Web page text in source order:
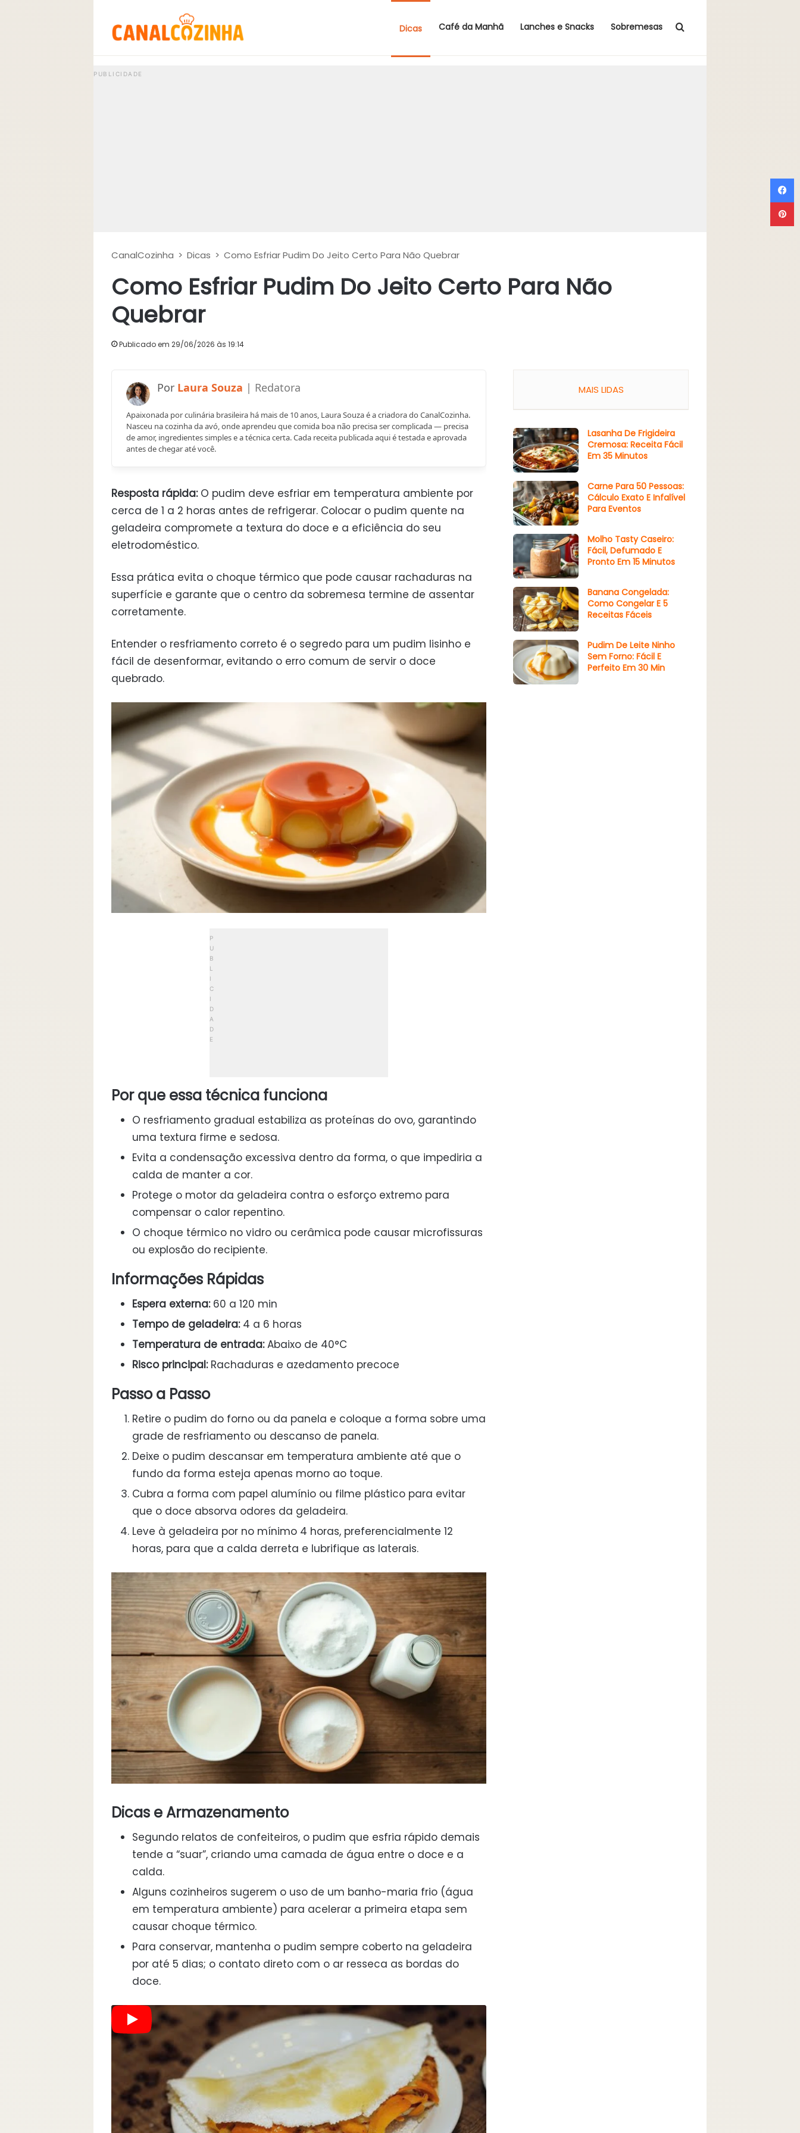
Dicas Café da Manhã Lanches e Snacks Sobremesas Procurar por
CanalCozinha > Dicas > Como Esfriar Pudim Do Jeito Certo Para Não Quebrar
Como Esfriar Pudim Do Jeito Certo Para Não
Quebrar
Publicado em 29/06/2026 às 19:14
Laura Souza
Apaixonada por culinária brasileira há mais de 10 anos, Laura Souza é a criadora do CanalCozinha.
Nasceu na cozinha da avó, onde aprendeu que comida boa não precisa ser complicada — precisa
de amor, ingredientes simples e a técnica certa. Cada receita publicada aqui é testada e aprovada
antes de chegar até você.
Resposta rápida:O pudim deve esfriar em temperatura ambiente por
cerca de 1 a 2 horas antes de refrigerar. Colocar o pudim quente na
geladeira compromete a textura do doce e a eficiência do seu
eletrodoméstico.
Essa prática evita o choque térmico que pode causar rachaduras na
superfície e garante que o centro da sobremesa termine de assentar
corretamente.
Entender o resfriamento correto é o segredo para um pudim lisinho e
fácil de desenformar, evitando o erro comum de servir o doce
quebrado.
Por que essa técnica funciona
O resfriamento gradual estabiliza as proteínas do ovo, garantindo
uma textura firme e sedosa.
Evita a condensação excessiva dentro da forma, o que impediria a
calda de manter a cor.
Protege o motor da geladeira contra o esforço extremo para
compensar o calor repentino.
O choque térmico no vidro ou cerâmica pode causar microfissuras
ou explosão do recipiente.
Informações Rápidas
Espera externa:60 a 120 min
Tempo de geladeira:4 a 6 horas
Temperatura de entrada:Abaixo de 40°C
Risco principal:Rachaduras e azedamento precoce
Passo a Passo
Retire o pudim do forno ou da panela e coloque a forma sobre uma
grade de resfriamento ou descanso de panela.
Deixe o pudim descansar em temperatura ambiente até que o
fundo da forma esteja apenas morno ao toque.
Cubra a forma com papel alumínio ou filme plástico para evitar
que o doce absorva odores da geladeira.
Leve à geladeira por no mínimo 4 horas, preferencialmente 12
horas, para que a calda derreta e lubrifique as laterais.
Dicas e Armazenamento
Segundo relatos de confeiteiros, o pudim que esfria rápido demais
tende a “suar”, criando uma camada de água entre o doce e a
calda.
Alguns cozinheiros sugerem o uso de um banho-maria frio (água
em temperatura ambiente) para acelerar a primeira etapa sem
causar choque térmico.
Para conservar, mantenha o pudim sempre coberto na geladeira
por até 5 dias; o contato direto com o ar resseca as bordas do
doce.
MAIS LIDAS
Lasanha De Frigideira
Cremosa: Receita Fácil
Em 35 Minutos
Carne Para 50 Pessoas:
Cálculo Exato E Infalível
Para Eventos
Molho Tasty Caseiro:
Fácil, Defumado E
Pronto Em 15 Minutos
Banana Congelada:
Como Congelar E 5
Receitas Fáceis
Pudim De Leite Ninho
Sem Forno: Fácil E
Perfeito Em 30 Min